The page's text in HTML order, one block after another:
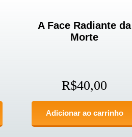
A Face Radiante da
Morte
R$40,00
Adicionar ao carrinho